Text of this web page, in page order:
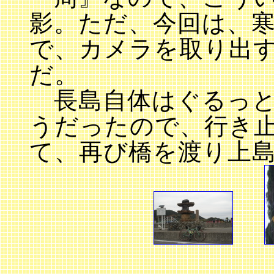
影。ただ、今回は、
で、カメラを取り出
だ。
長島自体はぐるっ
うだったので、行き
て、再び橋を渡り上